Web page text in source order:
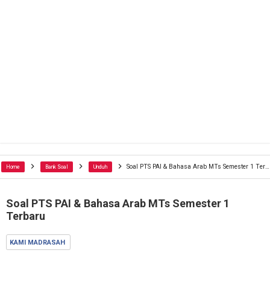
Home Bank Soal Unduh Soal PTS PAI & Bahasa Arab MTs Semester 1 Terbaru
Soal PTS PAI & Bahasa Arab MTs Semester 1
Terbaru
KAMI MADRASAH